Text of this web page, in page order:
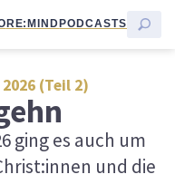
RE:MINDPODCASTS
(Teil 2)
ging es auch um
und die